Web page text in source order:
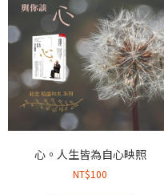
心。人生皆為自心映照
NT$100